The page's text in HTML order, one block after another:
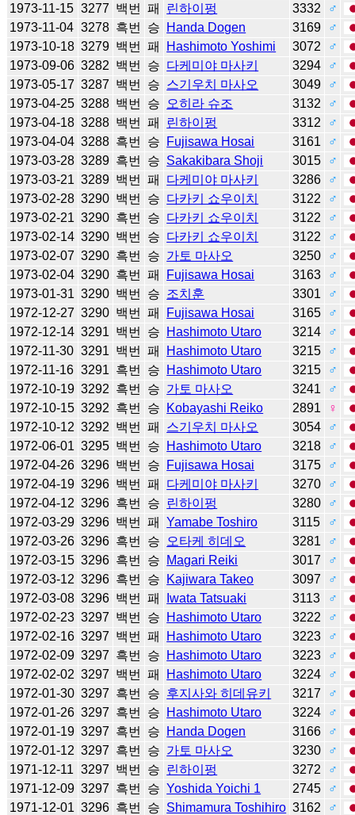
1973-11-15 3277 백번 패 린하이펑 3332
♂
1973-11-04 3278 흑번 승 Handa Dogen 3169
♂
1973-10-18 3279 백번 패 Hashimoto Yoshimi 3072
♂
1973-09-06 3282 백번 승 다케미야 마사키 3294
♂
1973-05-17 3287 백번 승 스기우치 마사오 3049
♂
1973-04-25 3288 백번 승 오히라 슈조 3132
♂
1973-04-18 3288 백번 패 린하이펑 3312
♂
1973-04-04 3288 흑번 승 Fujisawa Hosai 3161
♂
1973-03-28 3289 흑번 승 Sakakibara Shoji 3015
♂
1973-03-21 3289 백번 패 다케미야 마사키 3286
♂
1973-02-28 3290 백번 승 다카키 쇼우이치 3122
♂
1973-02-21 3290 흑번 승 다카키 쇼우이치 3122
♂
1973-02-14 3290 백번 승 다카키 쇼우이치 3122
♂
1973-02-07 3290 흑번 승 가토 마사오 3250
♂
1973-02-04 3290 흑번 패 Fujisawa Hosai 3163
♂
1973-01-31 3290 백번 승 조치훈 3301
♂
1972-12-27 3290 백번 패 Fujisawa Hosai 3165
♂
1972-12-14 3291 백번 승 Hashimoto Utaro 3214
♂
1972-11-30 3291 백번 패 Hashimoto Utaro 3215
♂
1972-11-16 3291 흑번 승 Hashimoto Utaro 3215
♂
1972-10-19 3292 흑번 승 가토 마사오 3241
♂
1972-10-15 3292 흑번 승 Kobayashi Reiko 2891
♀
1972-10-12 3292 백번 패 스기우치 마사오 3054
♂
1972-06-01 3295 백번 승 Hashimoto Utaro 3218
♂
1972-04-26 3296 백번 승 Fujisawa Hosai 3175
♂
1972-04-19 3296 백번 패 다케미야 마사키 3270
♂
1972-04-12 3296 흑번 승 린하이펑 3280
♂
1972-03-29 3296 백번 패 Yamabe Toshiro 3115
♂
1972-03-26 3296 흑번 승 오타케 히데오 3281
♂
1972-03-15 3296 흑번 승 Magari Reiki 3017
♂
1972-03-12 3296 흑번 승 Kajiwara Takeo 3097
♂
1972-03-08 3296 백번 패 Iwata Tatsuaki 3113
♂
1972-02-23 3297 백번 승 Hashimoto Utaro 3222
♂
1972-02-16 3297 백번 패 Hashimoto Utaro 3223
♂
1972-02-09 3297 흑번 승 Hashimoto Utaro 3223
♂
1972-02-02 3297 백번 패 Hashimoto Utaro 3224
♂
1972-01-30 3297 흑번 승 후지사와 히데유키 3217
♂
1972-01-26 3297 흑번 승 Hashimoto Utaro 3224
♂
1972-01-19 3297 흑번 승 Handa Dogen 3166
♂
1972-01-12 3297 흑번 승 가토 마사오 3230
♂
1971-12-11 3297 백번 승 린하이펑 3272
♂
1971-12-09 3297 흑번 승 Yoshida Yoichi 1 2745
♂
1971-12-01 3296 흑번 승 Shimamura Toshihiro 3162
♂